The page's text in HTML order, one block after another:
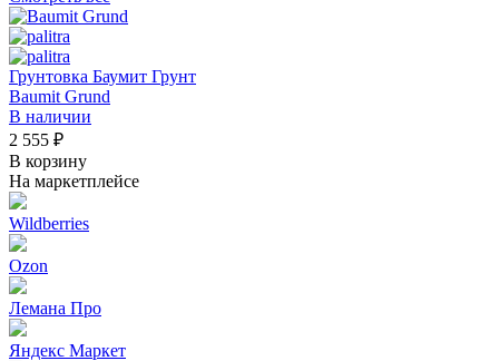
Грунтовка Баумит Грунт
Baumit Grund
В наличии
2 555 ₽
В корзину
На маркетплейсе
Wildberries
Ozon
Лемана Про
Яндекс Маркет